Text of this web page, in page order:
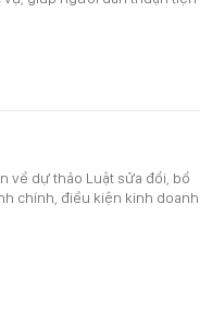
về dự thảo Luật sửa đổi, bổ
chính, điều kiện kinh doanh